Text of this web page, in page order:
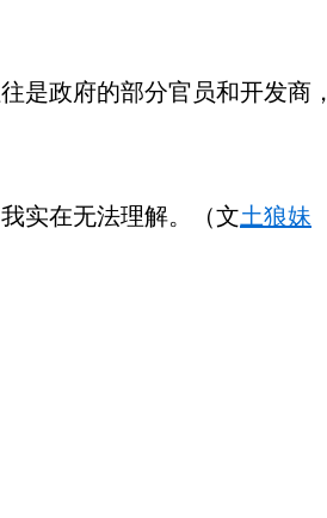
是政府的部分官员和开发商，
实在无法理解。（文土狼妹